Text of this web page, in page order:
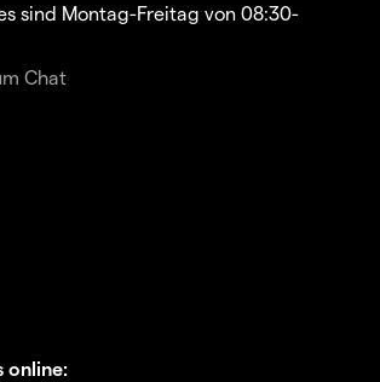
sind Montag-Freitag von 08:30-
Chat
online: